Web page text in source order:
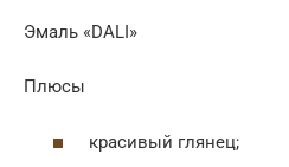
Эмаль «DALI»
Плюсы
красивый глянец;